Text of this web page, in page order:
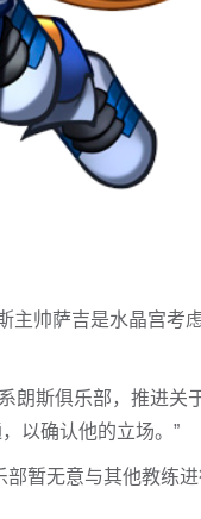
主帅萨吉是水晶宫考
朗斯俱乐部，推进关
以确认他的立场。”
暂无意与其他教练进